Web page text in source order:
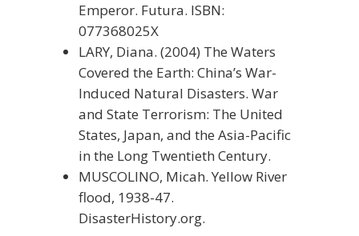
Emperor. Futura. ISBN:
077368025X
LARY, Diana. (2004) The Waters
Covered the Earth: China’s War-
Induced Natural Disasters. War
and State Terrorism: The United
States, Japan, and the Asia-Pacific
in the Long Twentieth Century.
MUSCOLINO, Micah. Yellow River
flood, 1938-47.
DisasterHistory.org.